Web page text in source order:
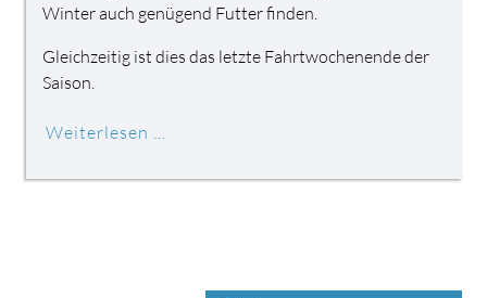
Winter auch genügend Futter finden.
Gleichzeitig ist dies das letzte Fahrtwochenende der
Saison.
Weiterlesen …